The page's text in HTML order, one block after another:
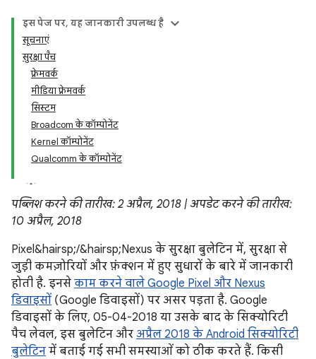
इस पेज पर, यह जानकारी उपलब्ध है
सूचनाएं
सुरक्षा पैच
फ़्रेमवर्क
मीडिया फ़्रेमवर्क
सिस्टम
Broadcom के कॉम्पोनेंट
Kernel कॉम्पोनेंट
Qualcomm के कॉम्पोनेंट
पब्लिश करने की तारीख: 2 अप्रैल, 2018 | अपडेट करने की तारीख:
10 अप्रैल, 2018
Pixel&hairsp;/&hairsp;Nexus के सुरक्षा बुलेटिन में, सुरक्षा से
जुड़ी कमज़ोरियों और फ़ंक्शन में हुए सुधारों के बारे में जानकारी
होती है. इनसे काम करने वाले Google Pixel और Nexus
डिवाइसों (Google डिवाइसों) पर असर पड़ता है. Google
डिवाइसों के लिए, 05-04-2018 या उसके बाद के सिक्योरिटी
पैच लेवल, इस बुलेटिन और अप्रैल 2018 के Android सिक्योरिटी
बुलेटिन में बताई गई सभी समस्याओं को ठीक करते हैं. किसी